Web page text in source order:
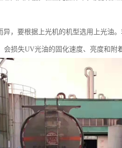
，要根据上光机的机型选用上光油
损失UV光油的固化速度、亮度和附